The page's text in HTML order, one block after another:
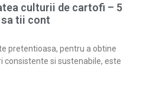
culturii de cartofi – 5
tii cont
pretentioasa, pentru a obtine
consistente si sustenabile, este